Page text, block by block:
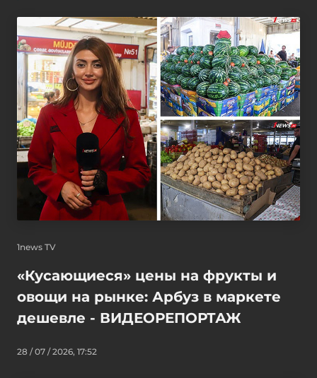
1news TV
«Кусающиеся» цены на фрукты и
овощи на рынке: Арбуз в маркете
дешевле - ВИДЕОРЕПОРТАЖ
28 / 07 / 2026, 17:52